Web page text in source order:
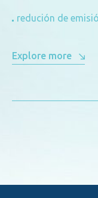
redución de
Explore more